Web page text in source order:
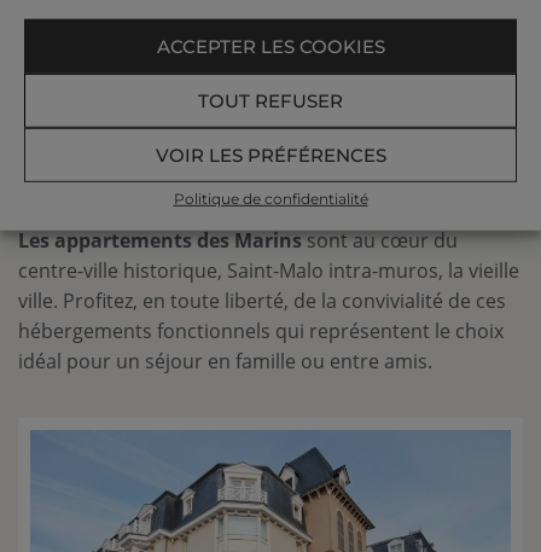
ACCEPTER LES COOKIES
TOUT REFUSER
VOIR LES PRÉFÉRENCES
Politique de confidentialité
direct à la plage.
Les studios Neptunia sont exposés sud ou côté
(opposés à la mer) et communiquent par
l’intérieur avec le Grand Hôtel des Thermes et le
centre de thalassothérapie.
Les appartements Villa exposés sud
à 200 mètres des Thermes Marins
Les appartements des Marinssont au cœur du
centre-ville historique, Saint-Malo intra-muros, la vieille
ville. Profitez, en toute liberté, de la convivialité de ces
hébergements fonctionnels qui représentent le choix
idéal pour un séjour en famille ou entre amis.